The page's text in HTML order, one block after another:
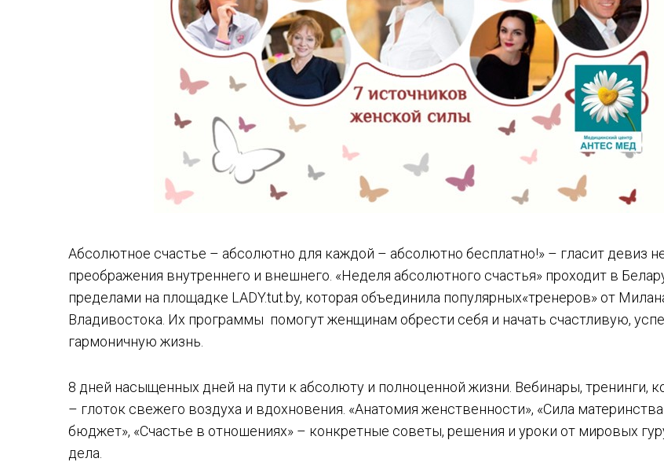
Абсолютное счастье – абсолютно для каждой – абсолютно бесплатно!» – гласит девиз
преображения внутреннего и внешнего. «Неделя абсолютного счастья» проходит в
пределами на площадке LADY.tut.by, которая объединила популярных«тренеров» от
Владивостока. Их программы помогут женщинам обрести себя и начать счастливую,
гармоничную жизнь.
8 дней насыщенных дней на пути к абсолюту и полноценной жизни. Вебинары, тренинги,
– глоток свежего воздуха и вдохновения. «Анатомия женственности», «Сила
бюджет», «Счастье в отношениях» – конкретные советы, решения и уроки от мировых
дела.